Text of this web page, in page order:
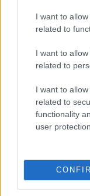
I want to
related to
I want to
related to
I want to
related to
functionality
user protection.
Κόσμος|
πιο